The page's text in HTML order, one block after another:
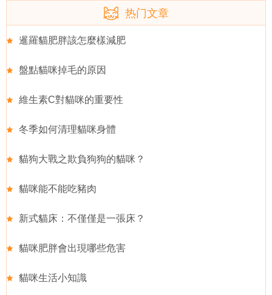
热门文章
暹羅貓肥胖該怎麼樣減肥
盤點貓咪掉毛的原因
維生素C對貓咪的重要性
冬季如何清理貓咪身體
貓狗大戰之欺負狗狗的貓咪？
貓咪能不能吃豬肉
新式貓床：不僅僅是一張床？
貓咪肥胖會出現哪些危害
貓咪生活小知識